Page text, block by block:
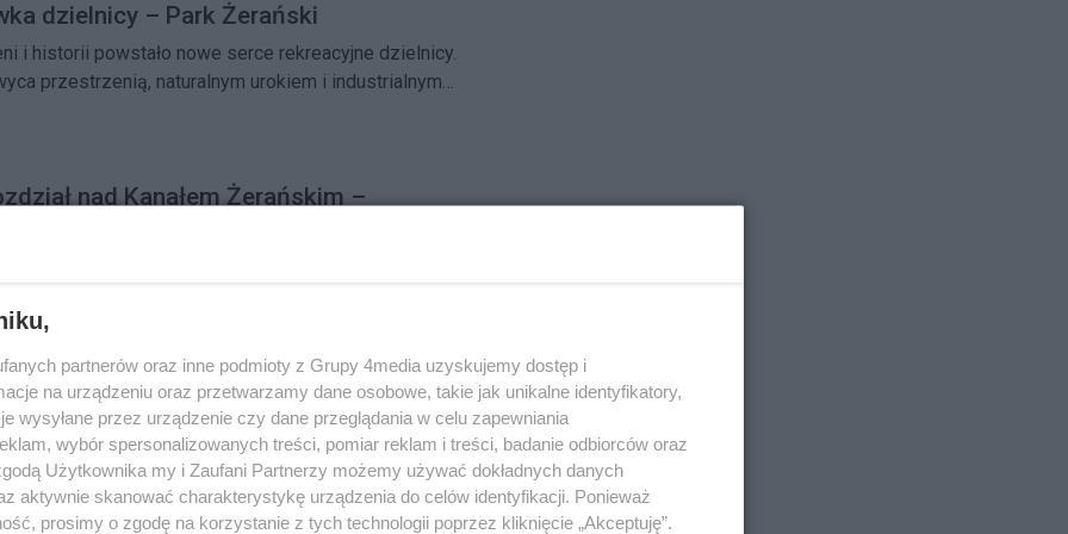
dzielnicy – Park Żerański
i historii powstało nowe serce rekreacyjne dzielnicy.
przestrzenią, naturalnym urokiem i industrialnym
gdzie Warszawa naprawdę oddycha.
nad Kanałem Żerańskim –
przyciąga spacerowiczów, rowerzystów i
Mieszkańcy ruszyli na eko-misję
Wiśniewo ulice i skwery zapełniły się bohaterami, którzy
posprzątać swoją dzielnicę.
partnerów oraz inne podmioty z Grupy 4media uzyskujemy dostęp i
na urządzeniu oraz przetwarzamy dane osobowe, takie jak unikalne identyfikatory,
wysyłane przez urządzenie czy dane przeglądania w celu zapewniania
wybór spersonalizowanych treści, pomiar reklam i treści, badanie odbiorców oraz
Użytkownika my i Zaufani Partnerzy możemy używać dokładnych danych
aktywnie skanować charakterystykę urządzenia do celów identyfikacji. Ponieważ
prosimy o zgodę na korzystanie z tych technologii poprzez kliknięcie „Akceptuję”.